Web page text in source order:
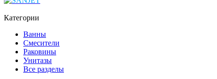
Категории
Ванны
Смесители
Раковины
Унитазы
Все разделы